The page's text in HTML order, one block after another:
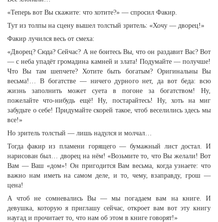
«Теперь вот Вы скажите: что хотите?» — спросил Факир.
Тут из толпы на сцену вышел толстый зритель: «Хочу — дворец!»
Факир лучился весь от смеха:
«Дворец? Сюда? Сейчас? А не боитесь Вы, что он раздавит Вас? Вот
— с неба упадёт громадина камней и злата! Подумайте — получше!
Что Вы там шепчете? Хотите быть богатым? Оригинальны Вы
весьма!… В богатстве — ничего дурного нет, да вот беда: всю
жизнь заполнить может суета в погоне за богатством! Ну,
пожелайте что-нибудь ещё! Ну, постарайтесь! Ну, хоть на миг
забудьте о себе! Придумайте скорей такое, чтоб веселились здесь мы
все!»
Но зритель толстый — лишь надулся и молчал…
Тогда факир из пламени горящего — бумажный лист достал. И
нарисован был… дворец на нём! «Возьмите то, что Вы желали! Вот
Вам — Ваш «дом»! Он пригодится Вам весьма, когда узнаете: что
важно нам иметь на самом деле, и то, чему, взаправду, грош —
цена!
А чтоб не сомневались Вы — мы погадаем вам на книге. И
девушка, которую я приглашу сейчас, откроет вам вот эту книгу
наугад и прочитает то, что нам об этом в книге говорят!»